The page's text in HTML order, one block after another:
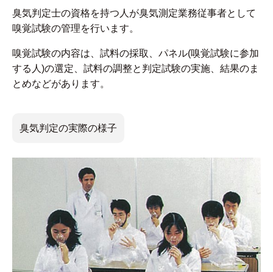
臭気判定士の資格を持つ人が臭気測定業務従事者として
嗅覚試験の管理を行います。
嗅覚試験の内容は、試料の採取、パネル(嗅覚試験に参加
する人)の選定、試料の調整と判定試験の実施、結果のま
とめなどがあります。
臭気判定の実際の様子